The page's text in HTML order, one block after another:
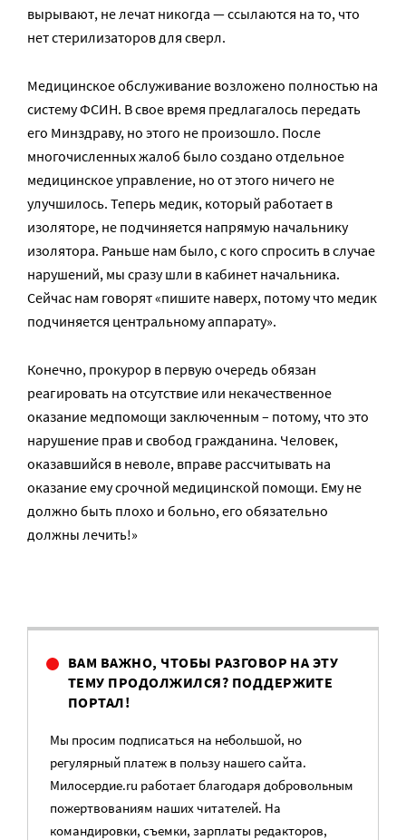
вырывают, не лечат никогда — ссылаются на то, что
нет стерилизаторов для сверл.
Медицинское обслуживание возложено полностью на
систему ФСИН. В свое время предлагалось передать
его Минздраву, но этого не произошло. После
многочисленных жалоб было создано отдельное
медицинское управление, но от этого ничего не
улучшилось. Теперь медик, который работает в
изоляторе, не подчиняется напрямую начальнику
изолятора. Раньше нам было, с кого спросить в случае
нарушений, мы сразу шли в кабинет начальника.
Сейчас нам говорят «пишите наверх, потому что медик
подчиняется центральному аппарату».
Конечно, прокурор в первую очередь обязан
реагировать на отсутствие или некачественное
оказание медпомощи заключенным – потому, что это
нарушение прав и свобод гражданина. Человек,
оказавшийся в неволе, вправе рассчитывать на
оказание ему срочной медицинской помощи. Ему не
должно быть плохо и больно, его обязательно
должны лечить!»
ВАМ ВАЖНО, ЧТОБЫ РАЗГОВОР НА ЭТУ
ТЕМУ ПРОДОЛЖИЛСЯ? ПОДДЕРЖИТЕ
ПОРТАЛ!
Мы просим подписаться на небольшой, но
регулярный платеж в пользу нашего сайта.
Милосердие.ru работает благодаря добровольным
пожертвованиям наших читателей. На
командировки, съемки, зарплаты редакторов,